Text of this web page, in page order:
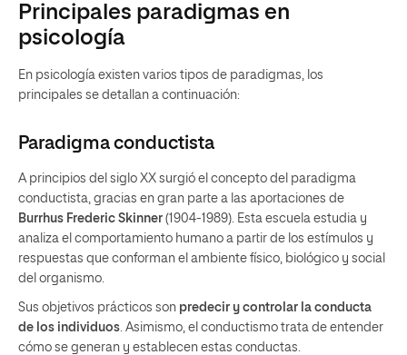
Principales paradigmas en
psicología
En psicología existen varios tipos de paradigmas, los
principales se detallan a continuación:
Paradigma conductista
A principios del siglo XX surgió el concepto del paradigma
conductista, gracias en gran parte a las aportaciones de
Burrhus Frederic Skinner (1904-1989). Esta escuela estudia y
analiza el comportamiento humano a partir de los estímulos y
respuestas que conforman el ambiente físico, biológico y social
del organismo.
Sus objetivos prácticos son predecir y controlar la conducta
de los individuos . Asimismo, el conductismo trata de entender
cómo se generan y establecen estas conductas.